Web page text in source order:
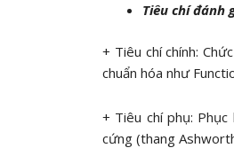
Tiêu chí đánh
+ Tiêu chí chính:
chuẩn hóa như
+ Tiêu chí phụ:
cứng (thang